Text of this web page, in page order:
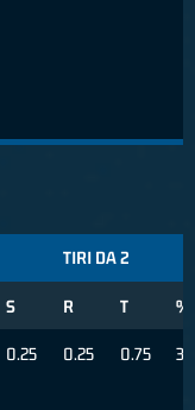
TIRI DA 2
S R T %
0.25 0.25 0.75 33